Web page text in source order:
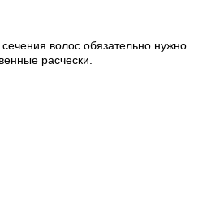
волос обязательно нужно
расчески.